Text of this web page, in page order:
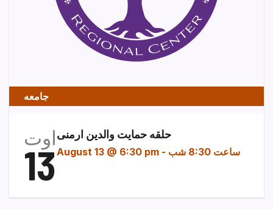
جامعه
اوت
13
حلقه حمایت والدین ارمنی
August 13 @ 6:30 pm - ساعت 8:30 شب